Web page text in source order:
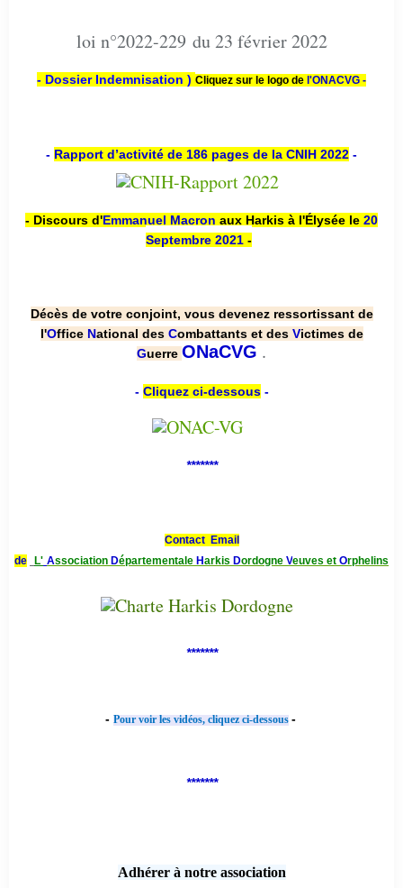
loi n°2022-229 du 23 février 2022
- Dossier Indemnisation ) Cliquez sur le logo de l'ONACVG -
- Rapport d’activité de 186 pages de la CNIH 2022 -
- Discours d'Emmanuel Macron aux Harkis à l'Élysée le 20
Septembre 2021 -
Décès de votre conjoint, vous devenez ressortissant de
l'Office National des Combattants et des Victimes de
Guerre ONaCVG .
- Cliquez ci-dessous-
*******
Contact Email
de L' Association Départementale Harkis Dordogne Veuves et Orphelins
*******
- Pour voir les vidéos, cliquez ci-dessous -
*******
Adhérer à notre association